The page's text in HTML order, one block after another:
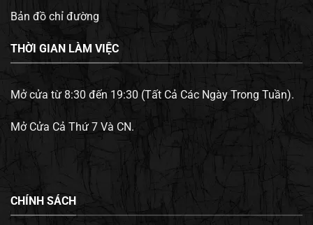
Bản đồ chỉ đường
THỜI GIAN LÀM VIỆC
Mở cửa từ 8:30 đến 19:30 (Tất Cả Các Ngày Trong Tuần).
Mở Cửa Cả Thứ 7 Và CN.
CHÍNH SÁCH